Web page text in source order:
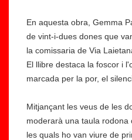
En aquesta obra, Gemma
de vint-i-dues dones que
la comissaria de Via
El llibre destaca la foscor i
marcada per la por, el
Mitjançant les veus de les
moderarà una taula rodona
les quals ho van viure de